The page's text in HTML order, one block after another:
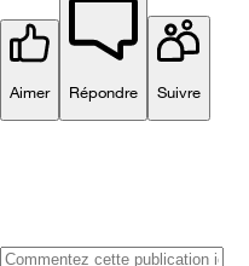
Aimer Répondre Suivre